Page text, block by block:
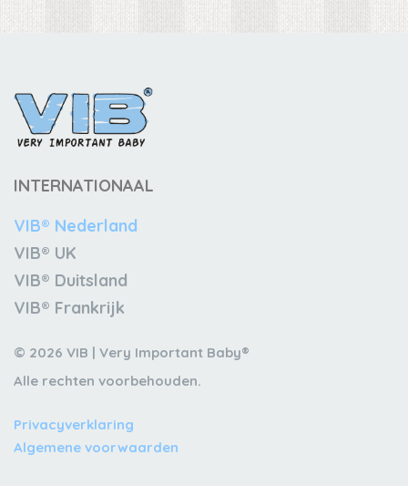
INTERNATIONAAL
VIB® Nederland
VIB® UK
VIB® Duitsland
VIB® Frankrijk
© 2026 VIB | Very Important Baby®
Alle rechten voorbehouden.
Privacyverklaring
Algemene voorwaarden